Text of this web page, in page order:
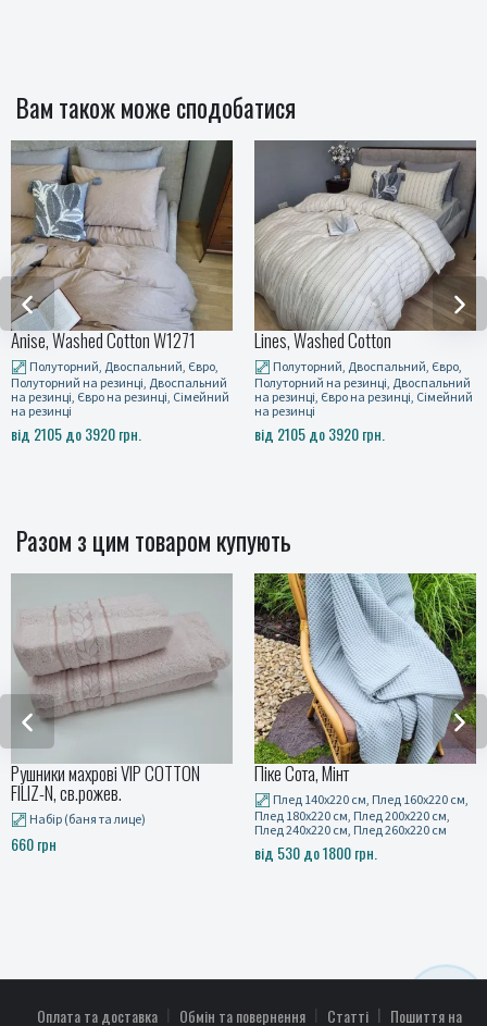
Вам також може сподобатися
Anise, Washed Cotton W1271
Полуторний, Двоспальний, Євро,
Полуторний на резинці, Двоспальний
на резинці, Євро на резинці, Сімейний
на резинці
від 2105 до 3920 грн.
Lines, Washed Cotton
Полуторний, Двоспальний, Євро,
Полуторний на резинці, Двоспальний
на резинці, Євро на резинці, Сімейний
на резинці
від 2105 до 3920 грн.
Разом з цим товаром купують
Рушники махрові VIP COTTON
FILIZ-N, св.рожев.
Набір (баня та лице)
660 грн
Піке Сота, Мінт
Плед 140x220 см, Плед 160x220 см,
Плед 180x220 см, Плед 200x220 см,
Плед 240x220 см, Плед 260x220 см
від 530 до 1800 грн.
Оплата та доставка Обмін та повернення Статті Пошиття на